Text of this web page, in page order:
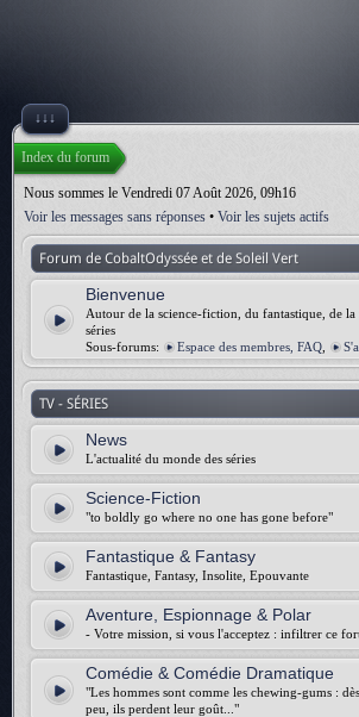
↓↓↓
Index du forum
Nous sommes le Vendredi 07 Août 2026, 09h16
Voir les messages sans réponses • Voir les sujets actifs
Forum de CobaltOdyssée et de Soleil Vert
Bienvenue
Autour de la science-fiction, du fantastique, de la
séries
Sous-forums:
Espace des membres, FAQ
TV - SÉRIES
News
L'actualité du monde des séries
Science-Fiction
"to boldly go where no one has gone before"
Fantastique & Fantasy
Fantastique, Fantasy, Insolite, Epouvante
Aventure, Espionnage & Polar
- Votre mission, si vous l'acceptez : infiltrer ce
Comédie & Comédie Dramatique
"Les hommes sont comme les chewing-gums :
peu, ils perdent leur goût..."